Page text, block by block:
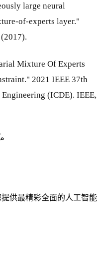
large neural
of-experts layer."
Mixture Of Experts
2021 IEEE 37th
(ICDE). IEEE,
供最精彩全面的人工智能